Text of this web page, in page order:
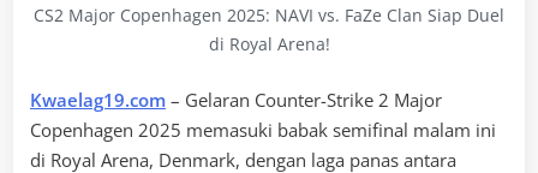
CS2 Major Copenhagen 2025: NAVI vs. FaZe Clan Siap Duel
di Royal Arena!
Kwaelag19.com – Gelaran Counter-Strike 2 Major
Copenhagen 2025 memasuki babak semifinal malam ini
di Royal Arena, Denmark, dengan laga panas antara